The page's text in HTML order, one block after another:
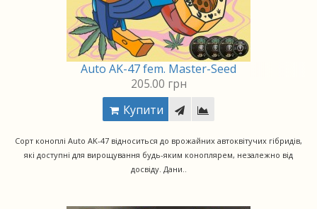
Auto AK-47 fem. Master-Seed
205.00 грн
Купити
Сорт коноплі Auto AK-47 відноситься до врожайних автоквітучих гібридів,
які доступні для вирощування будь-яким коноплярем, незалежно від
досвіду. Дани..